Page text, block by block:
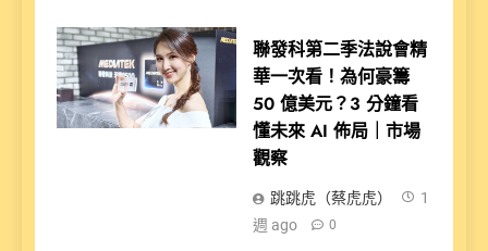
聯發科第二季法說會精
華一次看！為何豪籌
50 億美元？3 分鐘看
懂未來 AI 佈局｜市場
觀察
跳跳虎（蔡虎虎）
1
週 ago
0